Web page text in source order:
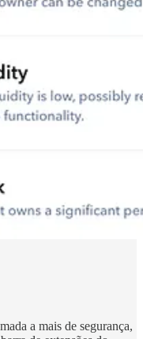
a mais de segurança,